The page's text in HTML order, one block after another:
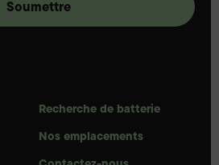
Recherche de batterie
Nos emplacements